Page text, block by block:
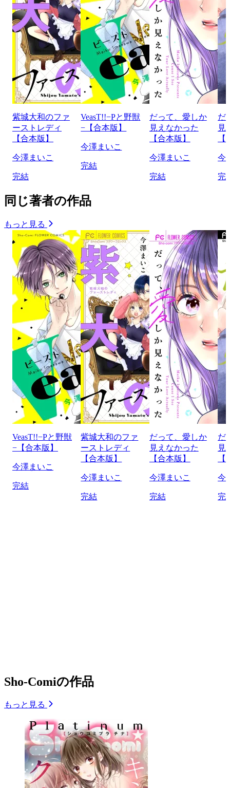
紫城大和のファ
ーストレディ
【合本版】
今澤まいこ
完結
VeasT!!−Pと野獣
−【合本版】
今澤まいこ
完結
だって、愛しか
見えなかった
【合本版】
今澤まいこ
完結
だ
見
今
完
同じ著者の作品
もっと見る
VeasT!!−Pと野獣
−【合本版】
今澤まいこ
完結
紫城大和のファ
ーストレディ
【合本版】
今澤まいこ
完結
だって、愛しか
見えなかった
【合本版】
今澤まいこ
完結
だ
見
今
完
Sho-Comiの作品
もっと見る